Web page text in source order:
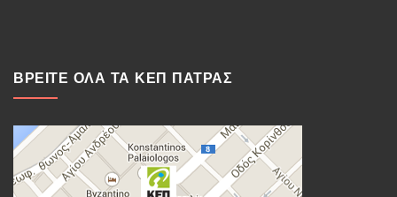
ΒΡΕΙΤΕ ΟΛΑ ΤΑ ΚΕΠ ΠΑΤΡΑΣ